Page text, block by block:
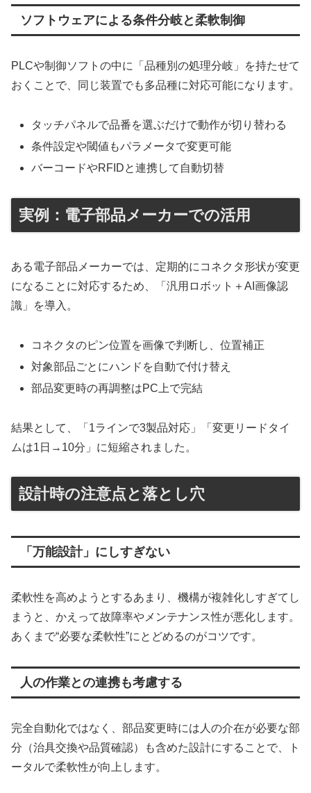
ソフトウェアによる条件分岐と柔軟制御
PLCや制御ソフトの中に「品種別の処理分岐」を持たせて
おくことで、同じ装置でも多品種に対応可能になります。
タッチパネルで品番を選ぶだけで動作が切り替わる
条件設定や閾値もパラメータで変更可能
バーコードやRFIDと連携して自動切替
実例：電子部品メーカーでの活用
ある電子部品メーカーでは、定期的にコネクタ形状が変更
になることに対応するため、「汎用ロボット＋AI画像認
識」を導入。
コネクタのピン位置を画像で判断し、位置補正
対象部品ごとにハンドを自動で付け替え
部品変更時の再調整はPC上で完結
結果として、「1ラインで3製品対応」「変更リードタイ
ムは1日→10分」に短縮されました。
設計時の注意点と落とし穴
「万能設計」にしすぎない
柔軟性を高めようとするあまり、機構が複雑化しすぎてし
まうと、かえって故障率やメンテナンス性が悪化します。
あくまで“必要な柔軟性”にとどめるのがコツです。
人の作業との連携も考慮する
完全自動化ではなく、部品変更時には人の介在が必要な部
分（治具交換や品質確認）も含めた設計にすることで、ト
ータルで柔軟性が向上します。